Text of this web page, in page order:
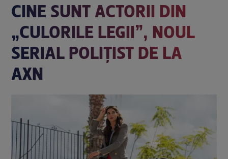
CINE SUNT ACTORII DIN
„CULORILE LEGII”, NOUL
SERIAL POLIȚIST DE LA
AXN